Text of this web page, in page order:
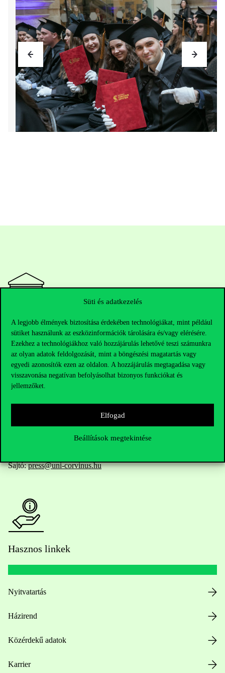
Süti és adatkezelés
A legjobb élmények biztosítása érdekében technológiákat, mint például
sütiket használunk az eszközinformációk tárolására és/vagy elérésére.
Ezekhez a technológiákhoz való hozzájárulás lehetővé teszi számunkra
az olyan adatok feldolgozását, mint a böngészési magatartás vagy
egyedi azonosítók ezen az oldalon. A hozzájárulás megtagadása vagy
visszavonása negatívan befolyásolhat bizonyos funkciókat és
jellemzőket.
Elfogad
Beállítások megtekintése
Elérhetőségek
Telefonszám:+36 1 482 5000
Kérdésed van a felvételivel kapcsolatban?
HUB jelenlegi hallgatóinknak
Sajtó:press@uni-corvinus.hu
Hasznos linkek
Nyitvatartás
Házirend
Közérdekű adatok
Karrier